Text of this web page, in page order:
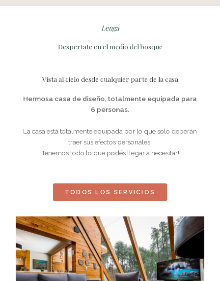
Lenga
Despertate en el medio del bosque
Vista al cielo desde cualquier parte de la casa
Hermosa casa de diseño, totalmente equipada para
6 personas.
La casa está totalmente equipada por lo que solo deberán
traer sus efectos personales.
Tenemos todo lo que podés llegar a necesitar!
TODOS LOS SERVICIOS